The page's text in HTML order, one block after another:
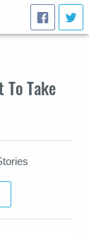
To Take